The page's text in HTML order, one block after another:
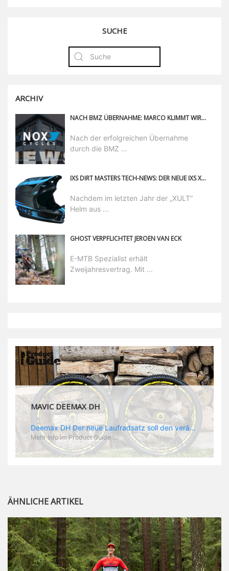
SUCHE
ARCHIV
NACH BMZ ÜBERNAHME: MARCO KLIMMT WIRD NEUER NOX CYCLES GESCHÄFTSFÜHRER
Nach der erfolgreichen Übernahme
durch die BMZ ...
IXS DIRT MASTERS TECH-NEWS: DER NEUE IXS XACT FULLFACE HELM
Nachdem im letzten Jahr der „XULT“
Helm aus ...
GHOST VERPFLICHTET JEROEN VAN ECK
E-MTB Spezialist erhält
Zweijahresvertrag. Mit ...
MAVIC DEEMAX DH
Deemax DH Der neue Laufradsatz soll den veränderten Ansprüchen im Downhill Einsatz gerecht werden: die Geschwindigkeiten werden immer höher, die Kräfte, die aufs Material wirken ebenfalls. Damit steigen natürlich auch die Ansprüche der Fahrer ans Material. Das einzige, was eventuell niedriger wird, ist der Reifendruck. Somit ergibt sich der Anforderungskatalog an das Deemax-Update. Hier ist das Ergebnis: - der Laufradsatz bekam eine neue Felge mit 28 mm Innenbreite. Laut Scott Sharples ist das der beste Kompromiss aus Stabilität, Gewicht und Steifigkeit, vor allem aber passt diese Breite am besten zu den Reifen, die aktuell auf dem Markt sind und im Renneinsatz gefahren werden. Es gehe auch breite und schmaler, 28 mm hätten sich aber im Test als Optimum herausgestellt. - mit einem 4D-Fertigungsprozess wurde die Materialverteilung optimiert: Stabilität dort, wo sie erforderlich ist, Gewichtsersparnis da, wo es Sinn macht. Somit gibt Mavic eine GGewichtsersparnis von 15 % an, ohne an Stabilität einzubüßen - neue, ultraleichte „double butted“ Speichen und ein super effizienter Freilauf - Mavics bewährtes UST System für perfekte Kompatibilität mit Tubeless Reifen - Gewicht (Laufradset): 1944 g)
Mehr Info im Product Guide ...
ÄHNLICHE ARTIKEL